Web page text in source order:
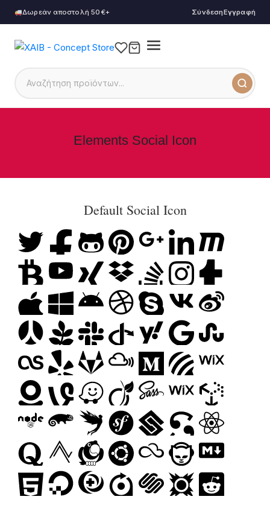
Δωρεάν αποστολή 50€+ ΣύνδεσηΕγγραφή
Elements Social Icon
Default Social Icon